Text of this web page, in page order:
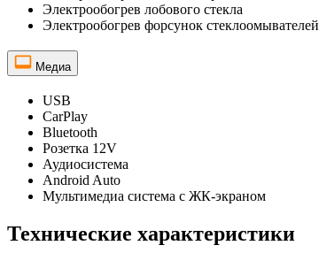
Электрообогрев лобового стекла
Электрообогрев форсунок стеклоомывателей
Медиа
USB
CarPlay
Bluetooth
Розетка 12V
Аудиосистема
Android Auto
Мультимедиа система с ЖК-экраном
Технические характеристики